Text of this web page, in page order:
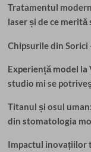
Tratamentul
laser și de ce merită
Chipsurile din
Experiență model la
studio mi se
Titanul și osul
din stomatologia
Impactul inovațiilor